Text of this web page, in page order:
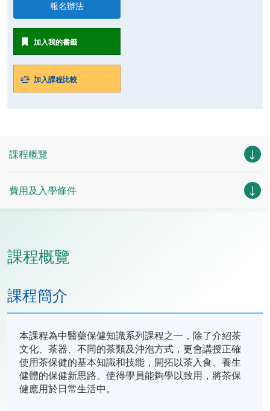
報名辦法
加入我的書籤
加入課程比較
課程概覽
費用及入學條件
課程概覽
課程簡介
本課程為中醫藥保健知識系列課程之一，除了介紹茶
文化、茶器、不同的茶類及沖泡方式，更會講授正確
使用茶保健的基本知識和技能，開拓以茶入食、養生
健體的保健新思路。使得學員能夠學以致用，將茶保
健應用於日常生活中。